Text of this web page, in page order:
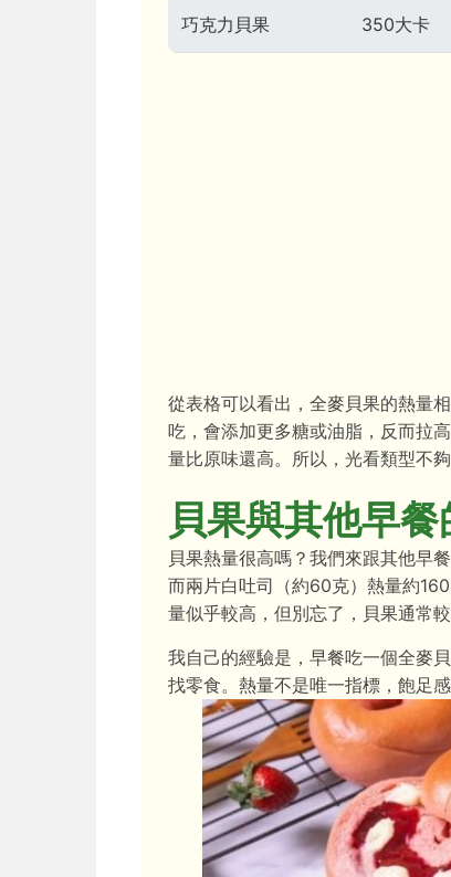
巧克力貝果 350大卡
從表格可以看出，全麥貝果的熱量
吃，會添加更多糖或油脂，反而拉
量比原味還高。所以，光看類型不夠
貝果與其他早
貝果熱量很高嗎？我們來跟其他早
而兩片白吐司（約60克）熱量約
量似乎較高，但別忘了，貝果通常
我自己的經驗是，早餐吃一個全麥
找零食。熱量不是唯一指標，飽足